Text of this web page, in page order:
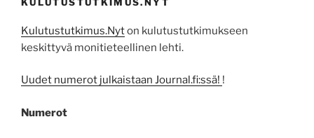
KULUTUSTUTKIMUS.NYT
Kulutustutkimus.Nyton kulutustutkimukseen
keskittyvä monitieteellinen lehti.
Uudet numerot julkaistaan Journal.fi:ssä! !
Numerot